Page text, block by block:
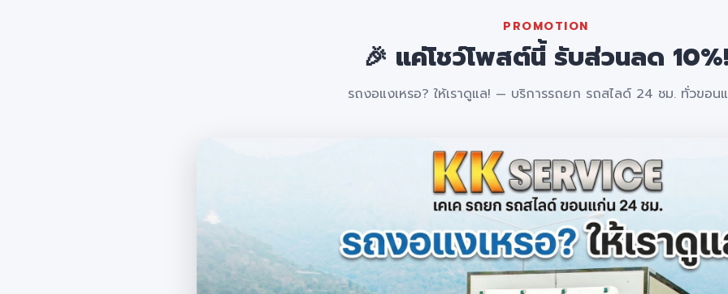
PROMOTION
🎉 แค่โชว์โพสต์นี้ รับส่วนลด
รถงอแงเหรอ? ให้เราดูแล! — บริการรถยก รถสไลด์ 24 ชม. ทั่วขอน